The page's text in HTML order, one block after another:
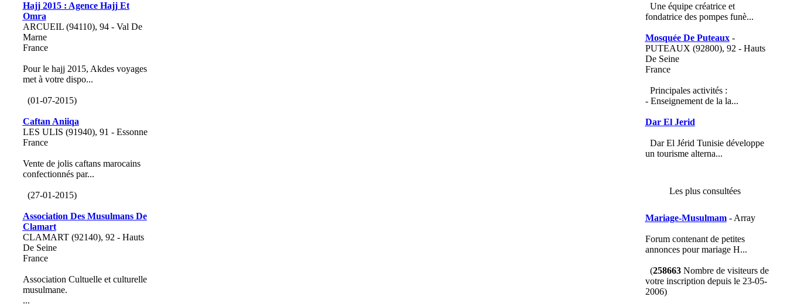
Hajj 2015 : Agence Hajj Et
Omra
ARCUEIL (94110), 94 - Val De
Marne
France
Pour le hajj 2015, Akdes voyages
met à votre dispo...
(01-07-2015)
Caftan Aniiqa
LES ULIS (91940), 91 - Essonne
France
Vente de jolis caftans marocains
confectionnés par...
(27-01-2015)
Association Des Musulmans De
Clamart
CLAMART (92140), 92 - Hauts
De Seine
France
Association Cultuelle et culturelle
musulmane.
...
Une équipe créatrice et
fondatrice des pompes funè...
Mosquée De Puteaux-
PUTEAUX (92800), 92 - Hauts
De Seine
France
Principales activités :
- Enseignement de la la...
Dar El Jerid
Dar El Jérid Tunisie développe
un tourisme alterna...
Les plus consultées
Mariage-Musulmam- Array
Forum contenant de petites
annonces pour mariage H...
(258663Nombre de visiteurs de
votre inscription depuis le 23-05-
2006)